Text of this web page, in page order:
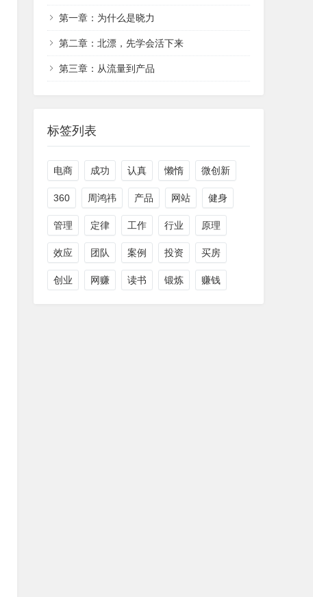
第一章：为什么是晓力
第二章：北漂，先学会活下来
第三章：从流量到产品
标签列表
电商 成功 认真 懒惰 微创新
360 周鸿祎 产品 网站 健身
管理 定律 工作 行业 原理
效应 团队 案例 投资 买房
创业 网赚 读书 锻炼 赚钱